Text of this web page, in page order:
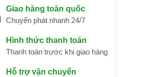
Giao hàng toàn quốc
Chuyển phát nhanh 24/7
Hình thức thanh toán
Thanh toán trước khi giao hàng
Hỗ trợ vận chuyển